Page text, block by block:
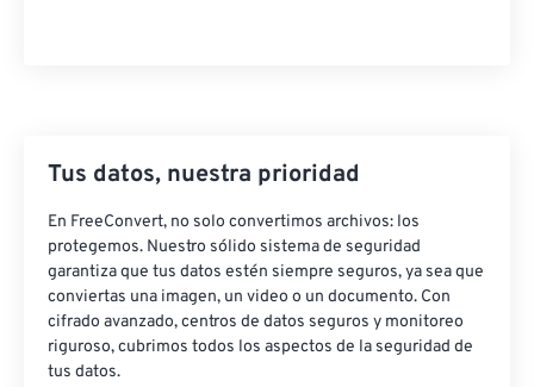
Tus datos, nuestra prioridad
En FreeConvert, no solo convertimos archivos: los
protegemos. Nuestro sólido sistema de seguridad
garantiza que tus datos estén siempre seguros, ya sea que
conviertas una imagen, un video o un documento. Con
cifrado avanzado, centros de datos seguros y monitoreo
riguroso, cubrimos todos los aspectos de la seguridad de
tus datos.